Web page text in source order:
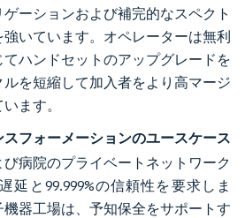
ーションおよび補完的なスペクト
いています。オペレーターは無利
ハンドセットのアップグレードを
を短縮して加入者をより高マージ
ます。
フォーメーションのユースケース
病院のプライベートネットワーク
延と99.999%の信頼性を要求しま
器工場は、予知保全をサポートす